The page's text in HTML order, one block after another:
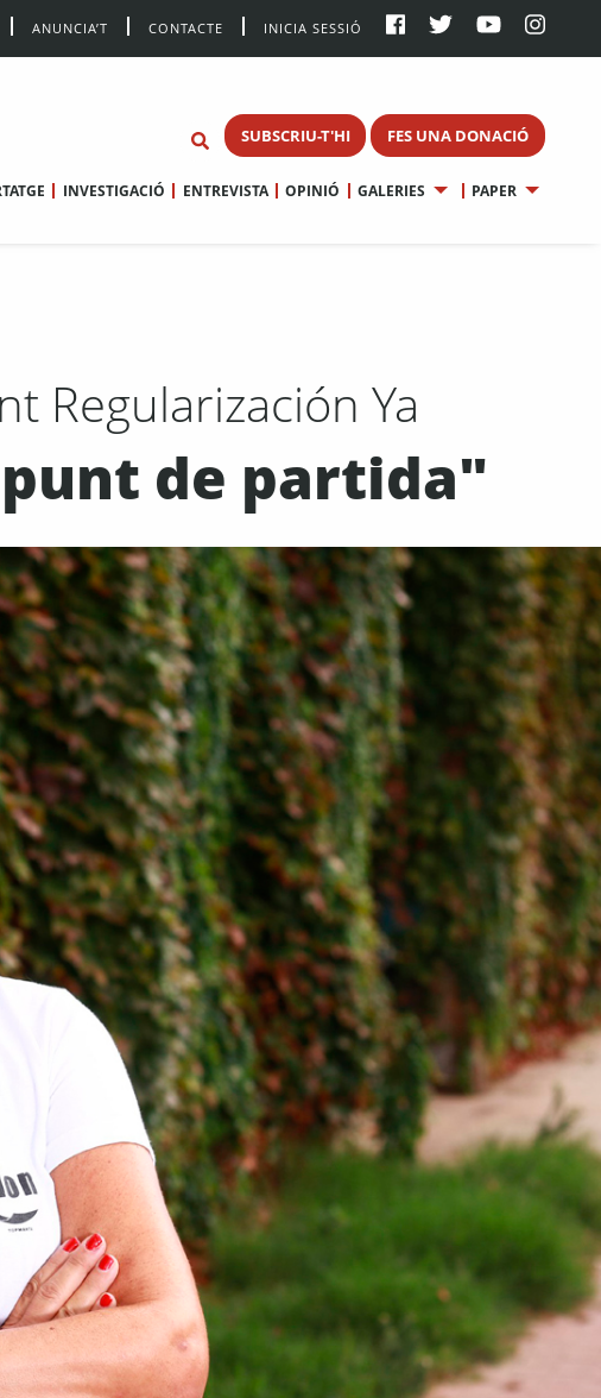
ANUNCIA’T CONTACTE INICIA SESSIÓ
SUBSCRIU-T'HI FES UNA DONACIÓ
INVESTIGACIÓ ENTREVISTA OPINIÓ GALERIES PAPER
Regularización Ya
de partida"